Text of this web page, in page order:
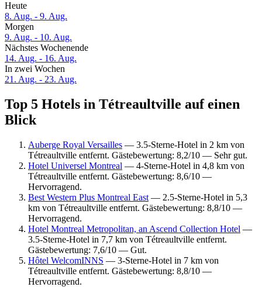
Heute
8. Aug. - 9. Aug.
Morgen
9. Aug. - 10. Aug.
Nächstes Wochenende
14. Aug. - 16. Aug.
In zwei Wochen
21. Aug. - 23. Aug.
Top 5 Hotels in Tétreaultville auf einen
Blick
Auberge Royal Versailles — 3.5-Sterne-Hotel in 2 km von
Tétreaultville entfernt. Gästebewertung: 8,2/10 — Sehr gut.
Hotel Universel Montreal — 4-Sterne-Hotel in 4,8 km von
Tétreaultville entfernt. Gästebewertung: 8,6/10 —
Hervorragend.
Best Western Plus Montreal East — 2.5-Sterne-Hotel in 5,3
km von Tétreaultville entfernt. Gästebewertung: 8,8/10 —
Hervorragend.
Hotel Montreal Metropolitan, an Ascend Collection Hotel —
3.5-Sterne-Hotel in 7,7 km von Tétreaultville entfernt.
Gästebewertung: 7,6/10 — Gut.
Hôtel WelcomINNS — 3-Sterne-Hotel in 7 km von
Tétreaultville entfernt. Gästebewertung: 8,8/10 —
Hervorragend.